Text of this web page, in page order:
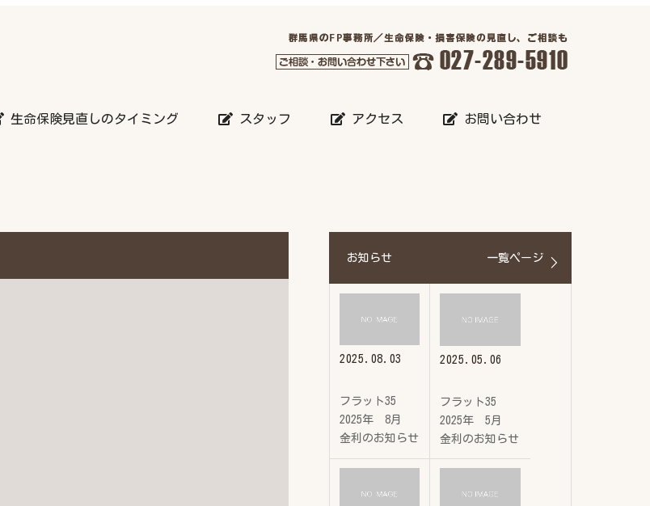
生命保険見直しのタイミング スタッフ アクセス お問い合わせ
お知らせ 一覧ページ
2025.08.03
フラット35
2025年 8月
金利のお知らせ
2025.05.06
フラット35
2025年 5月
金利のお知らせ